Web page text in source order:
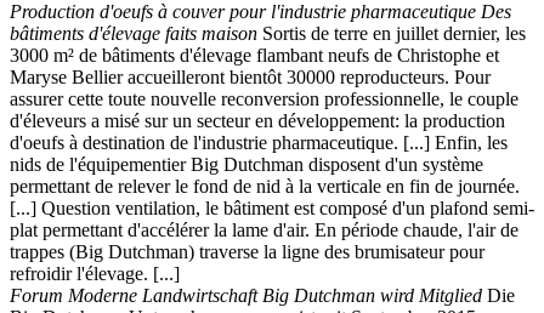
Production d'oeufs à couver pour l'industrie pharmaceutique Des
bâtiments d'élevage faits maison Sortis de terre en juillet dernier, les
3000 m² de bâtiments d'élevage flambant neufs de Christophe et
Maryse Bellier accueilleront bientôt 30000 reproducteurs. Pour
assurer cette toute nouvelle reconversion professionnelle, le couple
d'éleveurs a misé sur un secteur en développement: la production
d'oeufs à destination de l'industrie pharmaceutique. [...] Enfin, les
nids de l'équipementier Big Dutchman disposent d'un système
permettant de relever le fond de nid à la verticale en fin de journée.
[...] Question ventilation, le bâtiment est composé d'un plafond semi-
plat permettant d'accélérer la lame d'air. En période chaude, l'air de
trappes (Big Dutchman) traverse la ligne des brumisateur pour
refroidir l'élevage. [...]
Forum Moderne Landwirtschaft Big Dutchman wird Mitglied Die